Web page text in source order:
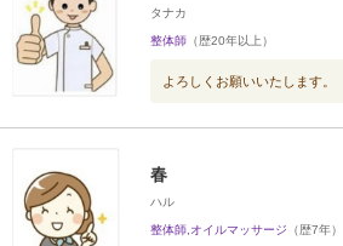
タナカ
整体師 （歴20年以上）
よろしくお願いいたします。
春
ハル
整体師,オイルマッサージ （歴7年）